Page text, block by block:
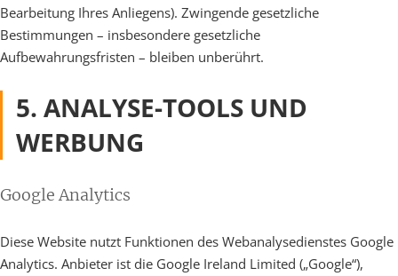
Bearbeitung Ihres Anliegens). Zwingende gesetzliche
Bestimmungen – insbesondere gesetzliche
Aufbewahrungsfristen – bleiben unberührt.
5. ANALYSE-TOOLS UND
WERBUNG
Google Analytics
Diese Website nutzt Funktionen des Webanalysedienstes Google
Analytics. Anbieter ist die Google Ireland Limited („Google“),